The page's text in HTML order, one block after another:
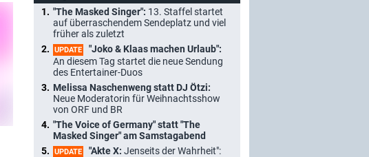
"The Masked Singer": 13. Staffel startet
auf überraschendem Sendeplatz und viel
früher als zuletzt
UPDATE
"Joko & Klaas machen Urlaub":
An diesem Tag startet die neue Sendung
des Entertainer-Duos
Melissa Naschenweng statt DJ Ötzi:
Neue Moderatorin für Weihnachtsshow
von ORF und BR
"The Voice of Germany" statt "The
Masked Singer" am Samstagabend
UPDATE "Akte X: Jenseits der Wahrheit":